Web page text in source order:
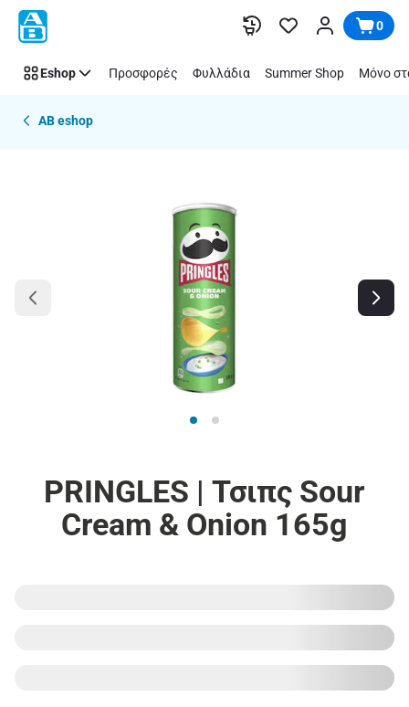
Παράλειψη 0
Eshop Προσφορές Φυλλάδια Summer Shop Μόνο
AB eshop
PRINGLES | Τσιπς Sour
Cream & Onion 165g